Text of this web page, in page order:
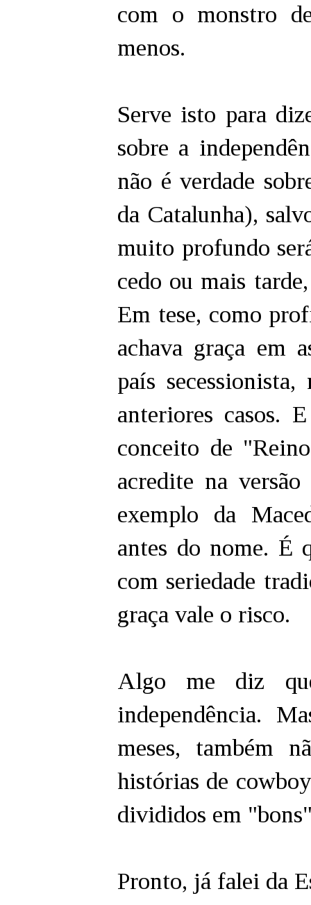
com o monstro
menos.
Serve isto para
sobre a
não é verdade
da Catalunha),
muito profundo
cedo ou mais
Em tese, como
achava graça em
país
anteriores casos.
conceito de
acredite na
exemplo da
antes do nome. É
com seriedade
graça vale o risco.
Algo me diz
independência.
meses, também
histórias de
divididos em
Pronto, já falei da